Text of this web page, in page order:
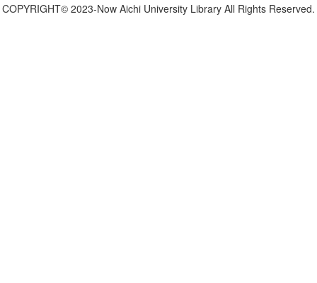
COPYRIGHT© 2023-Now Aichi University Library All Rights Reserved.